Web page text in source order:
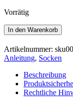
Vorrätig
Strick-
Anleitung
Socken
SAPIN
Menge
In den Warenkorb
Artikelnummer:
Anleitung, Socken
Beschreibung
Rechtliche